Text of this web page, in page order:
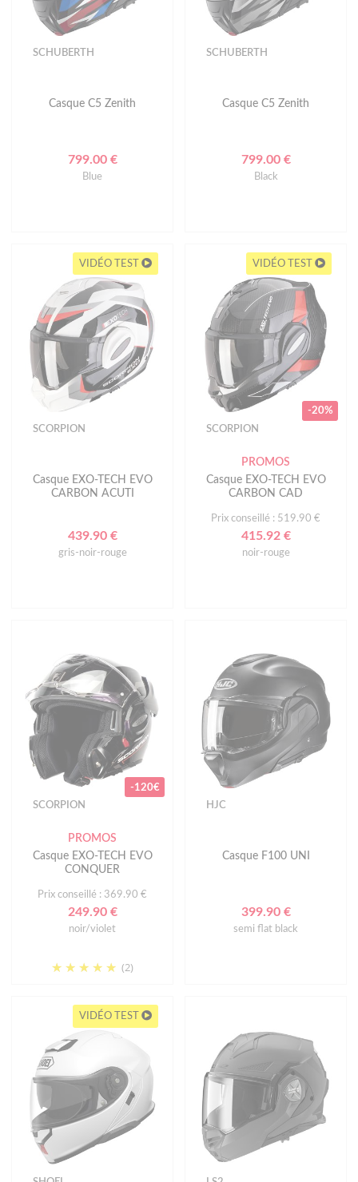
SCHUBERTH
Casque C5 Zenith
799.00 €
Blue
SCHUBERTH
Casque C5 Zenith
799.00 €
Black
VIDÉO TEST
SCORPION
Casque EXO-TECH EVO
CARBON ACUTI
439.90 €
gris-noir-rouge
VIDÉO TEST
-20%
SCORPION
PROMOS
Casque EXO-TECH EVO
CARBON CAD
Prix conseillé : 519.90 €
415.92 €
noir-rouge
-120€
SCORPION
PROMOS
Casque EXO-TECH EVO
CONQUER
Prix conseillé : 369.90 €
249.90 €
noir/violet
(2)
HJC
Casque F100 UNI
399.90 €
semi flat black
VIDÉO TEST